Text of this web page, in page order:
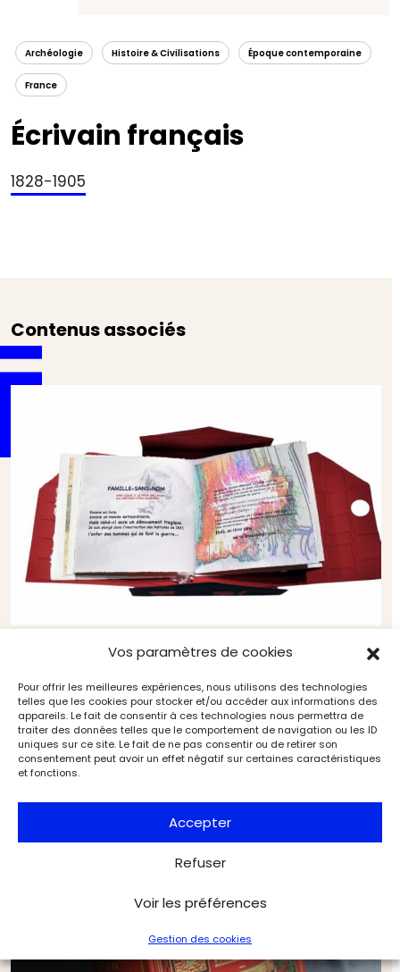
Vos paramètres de cookies
Pour offrir les meilleures expériences, nous utilisons des technologies
telles que les cookies pour stocker et/ou accéder aux informations des
appareils. Le fait de consentir à ces technologies nous permettra de
traiter des données telles que le comportement de navigation ou les ID
uniques sur ce site. Le fait de ne pas consentir ou de retirer son
consentement peut avoir un effet négatif sur certaines caractéristiques
et fonctions.
Accepter
Refuser
Voir les préférences
Gestion des cookies
Archéologie Histoire & Civilisations Époque contemporaine
France
Écrivain français
1828-1905
Contenus associés
Livre d’artiste : Hummocks, Pépites & Liberté
Arts du livre et de l'estampe